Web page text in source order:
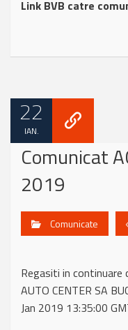
Link BVB catre
22
IAN.
Comunicat
2019
Comunicate
Regasiti in
AUTO CENTER SA
Jan 2019 13:35:00